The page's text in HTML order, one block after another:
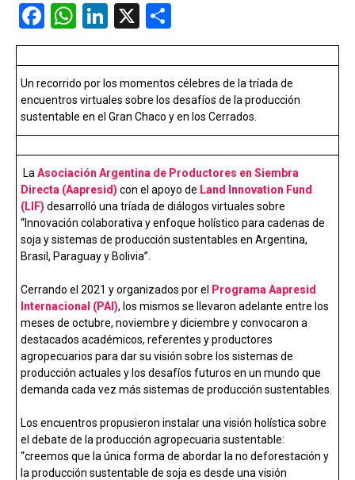
F
a
ce
b
o
o
k
W
h
at
s
A
p
p
Li
n
ke
dI
n
X
o
m
p
ar
tir
Un recorrido por los momentos célebres de la tríada de
encuentros virtuales sobre los desafíos de la producción
sustentable en el Gran Chaco y en los Cerrados.
La Asociación Argentina de Productores en Siembra
Directa (Aapresid) con el apoyo de Land Innovation Fund
(LIF) desarrolló una tríada de diálogos virtuales sobre
“Innovación colaborativa y enfoque holístico para cadenas de
soja y sistemas de producción sustentables en Argentina,
Brasil, Paraguay y Bolivia”.
Cerrando el 2021 y organizados por el
Programa Aapresid
Internacional (PAI), los mismos se llevaron adelante entre los
meses de octubre, noviembre y diciembre y convocaron a
destacados académicos, referentes y productores
agropecuarios para dar su visión sobre los sistemas de
producción actuales y los desafíos futuros en un mundo que
demanda cada vez más sistemas de producción sustentables.
Los encuentros propusieron instalar una visión holística sobre
el debate de la producción agropecuaria sustentable:
“creemos que la única forma de abordar la no deforestación y
la producción sustentable de soja es desde una visión